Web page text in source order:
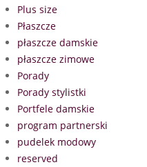
Plus size
Płaszcze
płaszcze damskie
płaszcze zimowe
Porady
Porady stylistki
Portfele damskie
program partnerski
pudelek modowy
reserved